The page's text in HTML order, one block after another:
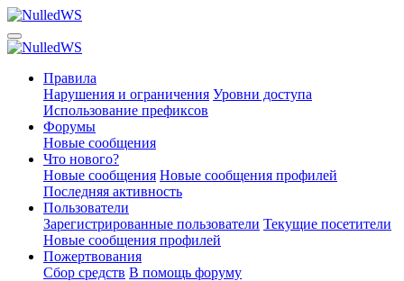
Правила
Нарушения и ограничения Уровни доступа
Использование префиксов
Форумы
Новые сообщения
Что нового?
Новые сообщения Новые сообщения профилей
Последняя активность
Пользователи
Зарегистрированные пользователи Текущие посетители
Новые сообщения профилей
Пожертвования
Сбор средств В помощь форуму